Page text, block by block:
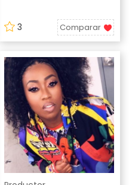
3 Comparar